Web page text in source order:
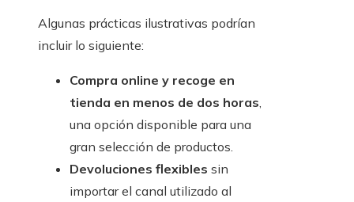
Algunas prácticas ilustrativas podrían
incluir lo siguiente:
Compra online y recoge en
tienda en menos de dos horas,
una opción disponible para una
gran selección de productos.
Devoluciones flexibles sin
importar el canal utilizado al